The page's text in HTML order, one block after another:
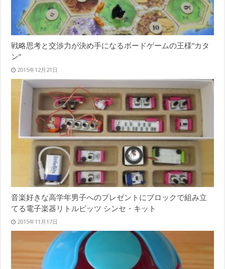
戦略思考と交渉力が決め手になるボードゲームの王様”カタ
ン”
2015年12月21日
音楽好きな高学年男子へのプレゼントにブロックで組み立
てる電子楽器リトルビッツ シンセ・キット
2015年11月17日